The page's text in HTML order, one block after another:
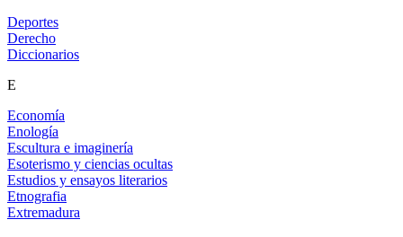
Deportes
Derecho
Diccionarios
E
Economía
Enología
Escultura e imaginería
Esoterismo y ciencias ocultas
Estudios y ensayos literarios
Etnografia
Extremadura